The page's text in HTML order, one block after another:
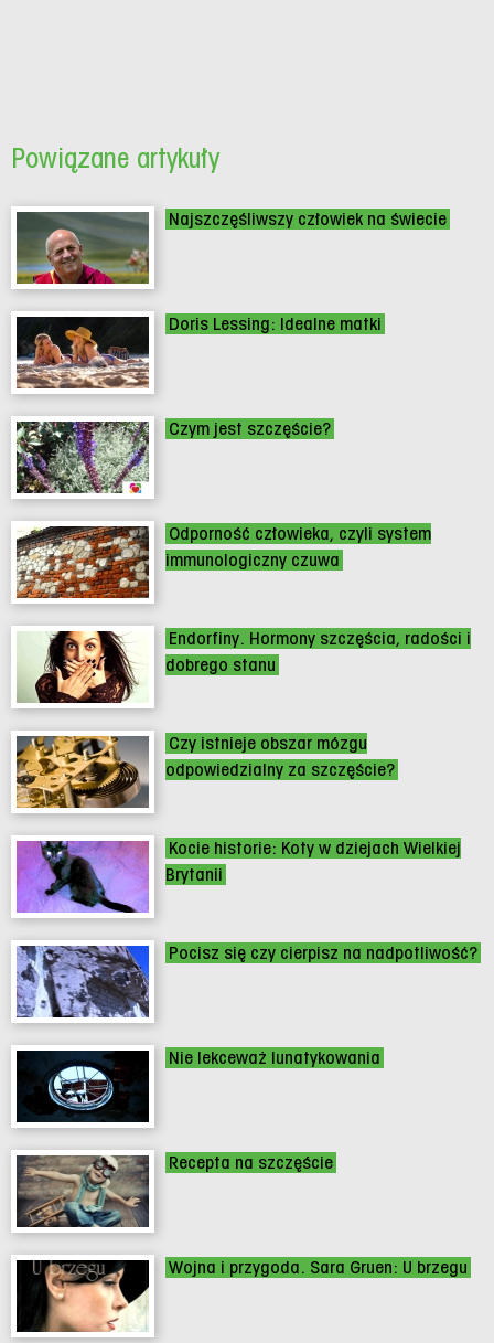
Powiązane artykuły
Najszczęśliwszy człowiek na świecie
Doris Lessing: Idealne matki
Czym jest szczęście?
Odporność człowieka, czyli system
immunologiczny czuwa
Endorfiny. Hormony szczęścia, radości i
dobrego stanu
Czy istnieje obszar mózgu
odpowiedzialny za szczęście?
Kocie historie: Koty w dziejach Wielkiej
Brytanii
Pocisz się czy cierpisz na nadpotliwość?
Nie lekceważ lunatykowania
Recepta na szczęście
Wojna i przygoda. Sara Gruen: U brzegu